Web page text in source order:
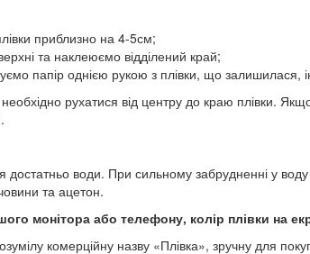
приблизно на 4-5см;
та наклеюємо відділений край;
папір однією рукою з плівки, що
рухатися від центру до краю плівки.
води. При сильному забрудненні у
та ацетон.
монітора або телефону, колір плівки на
комерційну назву «Плівка», зручну для